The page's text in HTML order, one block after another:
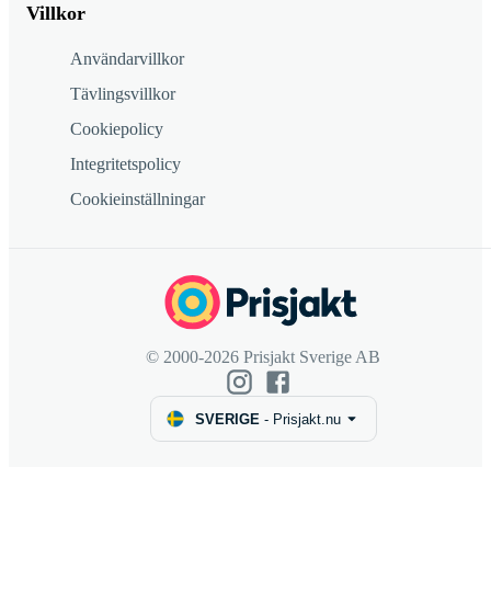
Villkor
Användarvillkor
Tävlingsvillkor
Cookiepolicy
Integritetspolicy
Cookieinställningar
© 2000-2026 Prisjakt Sverige AB
SVERIGE - Prisjakt.nu